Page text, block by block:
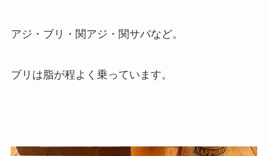
アジ・ブリ・関アジ・関サバなど。
ブリは脂が程よく乗っています。